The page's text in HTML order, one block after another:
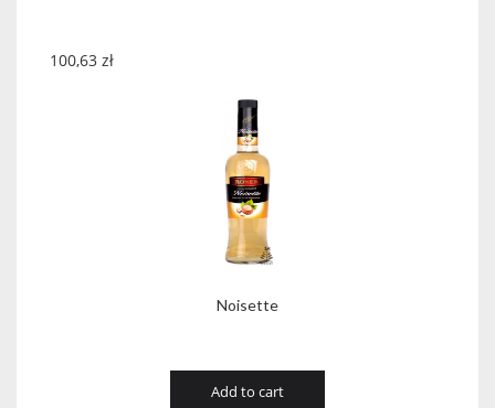
Noisette
100,63 zł
Add to cart